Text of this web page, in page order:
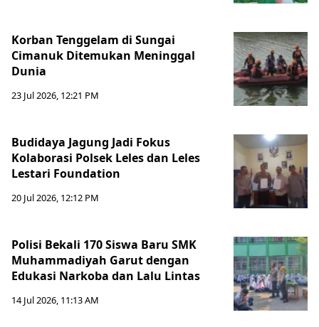
Korban Tenggelam di Sungai
Cimanuk Ditemukan Meninggal
Dunia
23 Jul 2026, 12:21 PM
Budidaya Jagung Jadi Fokus
Kolaborasi Polsek Leles dan Leles
Lestari Foundation
20 Jul 2026, 12:12 PM
Polisi Bekali 170 Siswa Baru SMK
Muhammadiyah Garut dengan
Edukasi Narkoba dan Lalu Lintas
14 Jul 2026, 11:13 AM